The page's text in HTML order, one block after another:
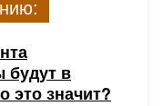
будут в
это значит?